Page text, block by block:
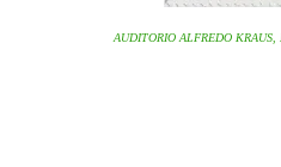
AUDITORIO ALFREDO KRAUS,